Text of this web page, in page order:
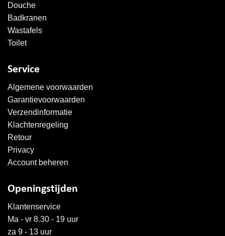
Douche
Badkranen
Wastafels
Toilet
Service
Algemene voorwaarden
Garantievoorwaarden
Verzendinformatie
Klachtenregeling
Retour
Privacy
Account beheren
Openingstijden
Klantenservice
Ma - vr 8.30 - 19 uur
za 9 - 13 uur